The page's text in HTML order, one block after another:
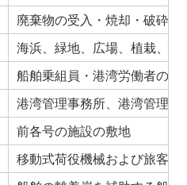
廃棄物の受入・焼却・破砕施
海浜、緑地、広場、植栽、休
船舶乗組員・港湾労働者の
港湾管理事務所、港湾管理用
前各号の施設の敷地
移動式荷役機械および旅客乗